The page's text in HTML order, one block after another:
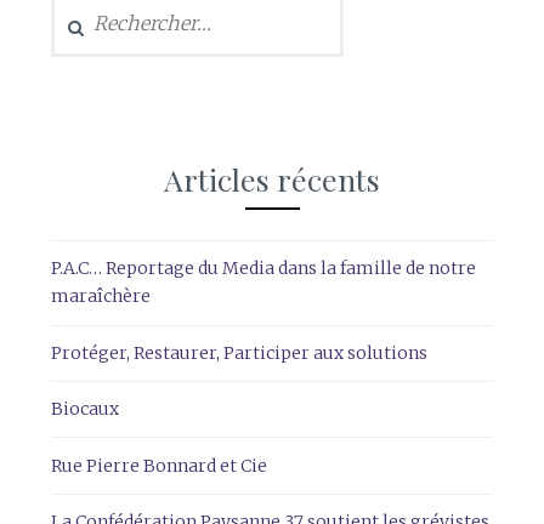
Articles récents
P.A.C… Reportage du Media dans la famille de notre
maraîchère
Protéger, Restaurer, Participer aux solutions
Biocaux
Rue Pierre Bonnard et Cie